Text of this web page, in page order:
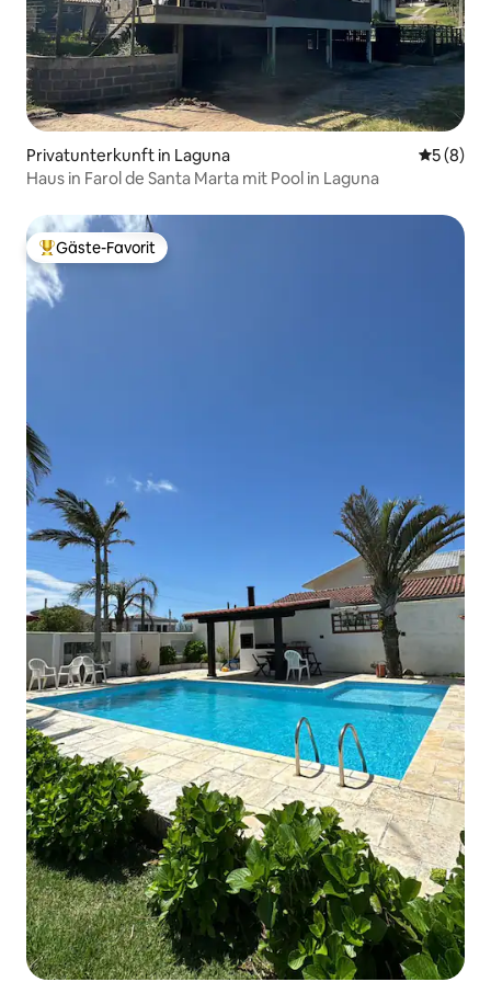
Privatunterkunft in Laguna
5 (8)
Haus in Farol de Santa Marta mit Pool in Laguna
Beliebter Gäste-Favorit.
Gäste-Favorit